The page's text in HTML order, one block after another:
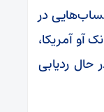
در
آو آمریکا،
ردیابی